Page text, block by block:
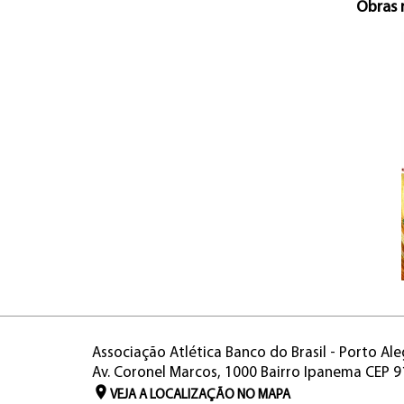
Obras
Associação Atlética Banco do Brasil - Porto
Av. Coronel Marcos, 1000 Bairro Ipanema CEP
VEJA A LOCALIZAÇÃO NO MAPA